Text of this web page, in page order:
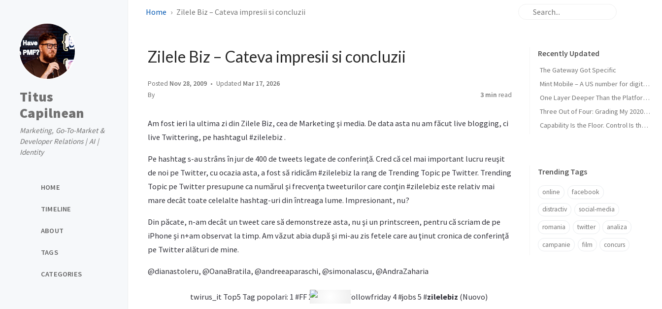
Titus
Capilnean
Marketing, Go-To-Market &
Developer Relations | AI |
Identity
HOME
TIMELINE
ABOUT
TAGS
CATEGORIES
Home Zilele Biz – Cateva impresii si concluzii
Zilele Biz – Cateva impresii si concluzii
Posted Nov 28, 2009 Updated Mar 17, 2026
By
3 min read
Am fost ieri la ultima zi din Zilele Biz, cea de Marketing şi media. De data asta nu am făcut live blogging, ci
live Twittering, pe hashtagul #zilelebiz .
Pe hashtag s-au strâns în jur de 400 de tweets legate de conferinţă. Cred că cel mai important lucru reuşit
de noi pe Twitter, cu ocazia asta, a fost să ridicăm #zilelebiz la rang de Trending Topic pe Twitter. Trending
Topic pe Twitter presupune ca numărul şi frecvenţa tweeturilor care conţin #zilelebiz este relativ mai
mare decât toate celelalte hashtag-uri din întreaga lume. Impresionant, nu?
Din păcate, n-am decât un tweet care să demonstreze asta, nu şi un printscreen, pentru că scriam de pe
iPhone şi n+am observat la timp. Am văzut abia după şi mi-au zis fetele care au ţinut cronica de conferinţă
pe Twitter alături de mine.
@dianastoleru, @OanaBratila, @andreeaparaschi, @simonalascu, @AndraZaharia
twirus_it Top5 Tag popolari: 1 #FF 2 #calcio 3 #followfriday 4 #jobs 5 #zilelebiz (Nuovo)
Recently Updated
The Gateway Got Specific
Mint Mobile – A US number for digital nomads
One Layer Deeper Than the Platform Can Swallow
Three Out of Four: Grading My 2020 Unicorn Calls
Capability Is the Floor. Control Is the Moat.
Trending Tags
online facebook
distractiv social-media
romania twitter analiza
campanie film concurs